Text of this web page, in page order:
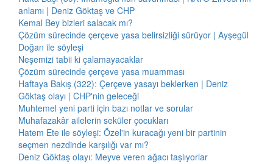
anlamı | Deniz Göktaş ve CHP
Kemal Bey bizleri salacak mı?
Çözüm sürecinde çerçeve yasa belirsizliği sürüyor | Ayşegül
Doğan ile söyleşi
Neşemizi tabii ki çalamayacaklar
Çözüm sürecinde çerçeve yasa muamması
Haftaya Bakış (322): Çerçeve yasayı beklerken | Deniz
Göktaş olayı | CHP'nin geleceği
Muhtemel yeni parti için bazı notlar ve sorular
Muhafazakâr ailelerin seküler çocukları
Hatem Ete ile söyleşi: Özel'in kuracağı yeni bir partinin
seçmen nezdinde karşılığı var mı?
Deniz Göktaş olayı: Meyve veren ağacı taşlıyorlar